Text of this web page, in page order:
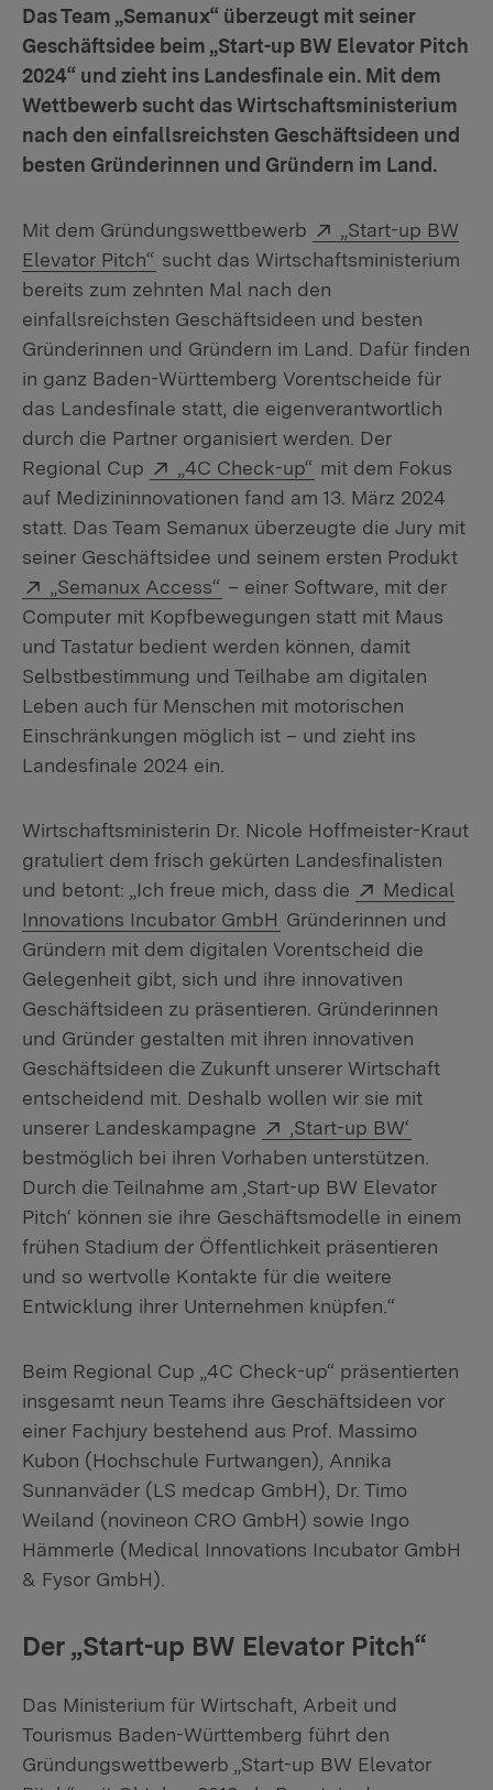
Das Team „Semanux“ überzeugt mit seiner
Geschäftsidee beim „Start-up BW Elevator Pitch
2024“ und zieht ins Landesfinale ein. Mit dem
Wettbewerb sucht das Wirtschaftsministerium
nach den einfallsreichsten Geschäftsideen und
besten Gründerinnen und Gründern im Land.
Mit dem Gründungswettbewerb Extern:
„Start-up BW
Elevator Pitch“ (Öffnet in neuem Fenster)
sucht das Wirtschaftsministerium
bereits zum zehnten Mal nach den
einfallsreichsten Geschäftsideen und besten
Gründerinnen und Gründern im Land. Dafür finden
in ganz Baden-Württemberg Vorentscheide für
das Landesfinale statt, die eigenverantwortlich
durch die Partner organisiert werden. Der
Regional Cup
Extern:
„4C Check-up“ (Öffnet in neuem
mit dem Fokus
auf Medizininnovationen fand am 13. März 2024
statt. Das Team Semanux überzeugte die Jury mit
seiner Geschäftsidee und seinem ersten Produkt
Extern:
„Semanux Access“ (Öffnet in neuem Fenster)
– einer Software, mit der
Computer mit Kopfbewegungen statt mit Maus
und Tastatur bedient werden können, damit
Selbstbestimmung und Teilhabe am digitalen
Leben auch für Menschen mit motorischen
Einschränkungen möglich ist – und zieht ins
Landesfinale 2024 ein.
Wirtschaftsministerin Dr. Nicole Hoffmeister-Kraut
gratuliert dem frisch gekürten Landesfinalisten
und betont: „Ich freue mich, dass die
Extern:
Medical
Innovations Incubator GmbH (Öffnet in neuem
Gründerinnen und
Gründern mit dem digitalen Vorentscheid die
Gelegenheit gibt, sich und ihre innovativen
Geschäftsideen zu präsentieren. Gründerinnen
und Gründer gestalten mit ihren innovativen
Geschäftsideen die Zukunft unserer Wirtschaft
entscheidend mit. Deshalb wollen wir sie mit
unserer Landeskampagne
Extern:
‚Start-up BW‘
bestmöglich bei ihren Vorhaben unterstützen.
Durch die Teilnahme am ‚Start-up BW Elevator
Pitch‘ können sie ihre Geschäftsmodelle in einem
frühen Stadium der Öffentlichkeit präsentieren
und so wertvolle Kontakte für die weitere
Entwicklung ihrer Unternehmen knüpfen.“
Beim Regional Cup „4C Check-up“ präsentierten
insgesamt neun Teams ihre Geschäftsideen vor
einer Fachjury bestehend aus Prof. Massimo
Kubon (Hochschule Furtwangen), Annika
Sunnanväder (LS medcap GmbH), Dr. Timo
Weiland (novineon CRO GmbH) sowie Ingo
Hämmerle (Medical Innovations Incubator GmbH
& Fysor GmbH).
Der „Start-up BW Elevator Pitch“
Das Ministerium für Wirtschaft, Arbeit und
Tourismus Baden-Württemberg führt den
Gründungswettbewerb „Start-up BW Elevator